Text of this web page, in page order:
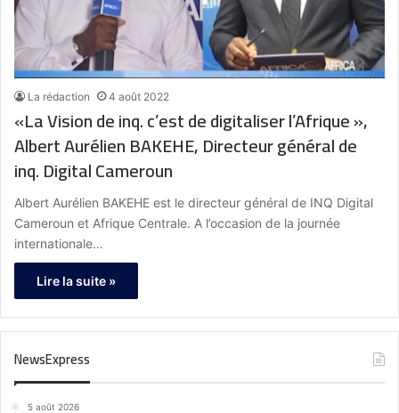
La rédaction 4 août 2022
«La Vision de inq. c’est de digitaliser l’Afrique »,
Albert Aurélien BAKEHE, Directeur général de
inq. Digital Cameroun
Albert Aurélien BAKEHE est le directeur général de INQ Digital
Cameroun et Afrique Centrale. A l’occasion de la journée
internationale…
Lire la suite »
NewsExpress
5 août 2026